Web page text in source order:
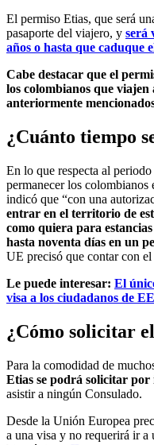
El permiso Etias, que será
pasaporte del viajero, y será
años o hasta que caduque
Cabe destacar que el
los colombianos que viajen
anteriormente
¿Cuánto tiempo
En lo que respecta al
permanecer los
indicó que “con una
entrar en el territorio de
como quiera para
hasta noventa días en un
UE precisó que contar con
Le puede interesar: El
visa a los ciudadanos de
¿Cómo solicitar
Para la comodidad de
Etias se podrá solicitar por
asistir a ningún Consulado.
Desde la Unión Europea
a una visa y no requerirá ir a